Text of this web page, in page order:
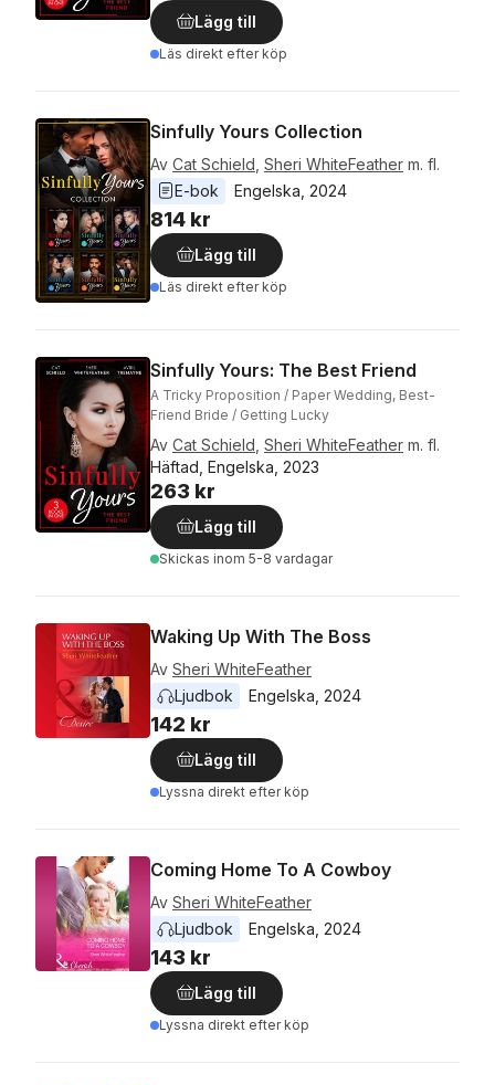
Lägg till
Läs direkt efter köp
Sinfully Yours Collection
Av Cat Schield Sheri WhiteFeather m. fl.
E-bok
Engelska 2024
814 kr
Lägg till
Läs direkt efter köp
Sinfully Yours: The Best Friend
A Tricky Proposition / Paper Wedding, Best-
Friend Bride / Getting Lucky
Av Cat Schield Sheri WhiteFeather m. fl.
Häftad, Engelska, 2023
263 kr
Lägg till
Skickas inom 5-8 vardagar
Waking Up With The Boss
Av Sheri WhiteFeather
Ljudbok
Engelska 2024
142 kr
Lägg till
Lyssna direkt efter köp
Coming Home To A Cowboy
Av Sheri WhiteFeather
Ljudbok
Engelska 2024
143 kr
Lägg till
Lyssna direkt efter köp